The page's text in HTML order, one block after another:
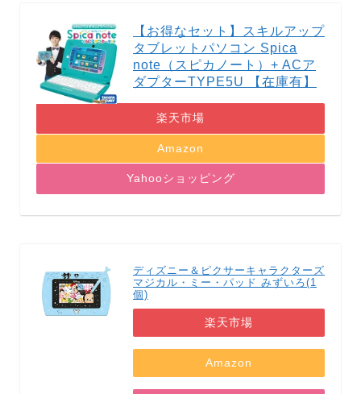
【お得なセット】スキルアップ
タブレットパソコン Spica
note（スピカノート）+ ACア
ダプターTYPE5U 【在庫有】
楽天市場
Amazon
Yahooショッピング
ディズニー＆ピクサーキャラクターズ
マジカル・ミー・パッド みずいろ(1
個)
楽天市場
Amazon